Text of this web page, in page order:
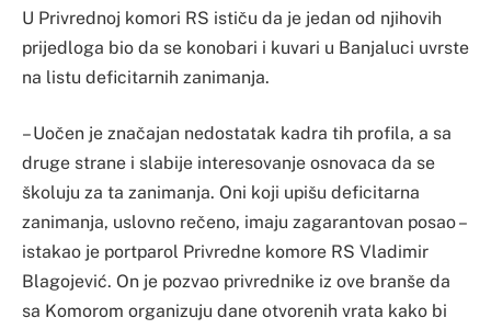
U Privrednoj komori RS ističu da je jedan od njihovih
prijedloga bio da se konobari i kuvari u Banjaluci uvrste
na listu deficitarnih zanimanja.
– Uočen je značajan nedostatak kadra tih profila, a sa
druge strane i slabije interesovanje osnovaca da se
školuju za ta zanimanja. Oni koji upišu deficitarna
zanimanja, uslovno rečeno, imaju zagarantovan posao –
istakao je portparol Privredne komore RS Vladimir
Blagojević. On je pozvao privrednike iz ove branše da
sa Komorom organizuju dane otvorenih vrata kako bi